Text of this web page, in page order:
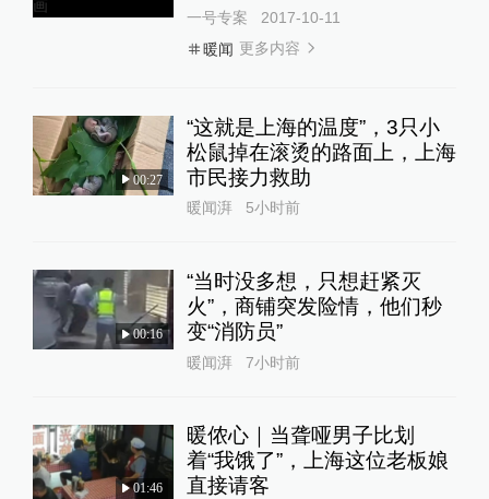
一号专案
2017-10-11
暖闻 更多内容
00:27
“这就是上海的温度”，3只小
松鼠掉在滚烫的路面上，上海
市民接力救助
暖闻湃 5小时前
00:16
“当时没多想，只想赶紧灭
火”，商铺突发险情，他们秒
变“消防员”
暖闻湃 7小时前
01:46
暖侬心｜当聋哑男子比划
着“我饿了”，上海这位老板娘
直接请客